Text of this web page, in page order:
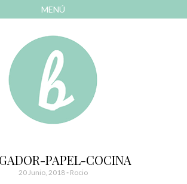
MENÚ
PAPEL-COCINA
20 Junio, 2018- Rocio